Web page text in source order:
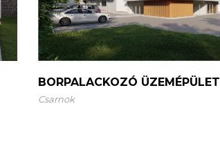
BORPALACKOZÓ ÜZEMÉPÜLET
Csarnok